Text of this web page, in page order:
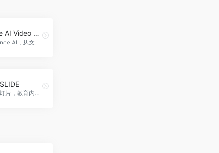
Seedance AI Video Generator
使用Seedance AI，从文本生成电影级的多镜头视频。先进的AI能创建具有动态镜头运动的连贯叙事。
AI视频转幻灯片，教育内容利器，STREAM SLIDE官网入口网址